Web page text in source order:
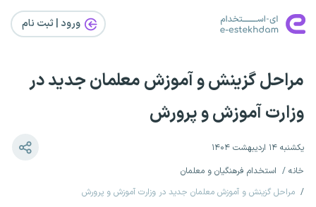
ورود | ثبت‌ نام
مراحل گزینش و آموزش معلمان جدید در
وزارت آموزش و پرورش
یکشنبه ۱۴ اردیبهشت ۱۴۰۴
خانه
استخدام فرهنگیان و معلمان
مراحل گزینش و آموزش معلمان جدید در وزارت آموزش و پرورش